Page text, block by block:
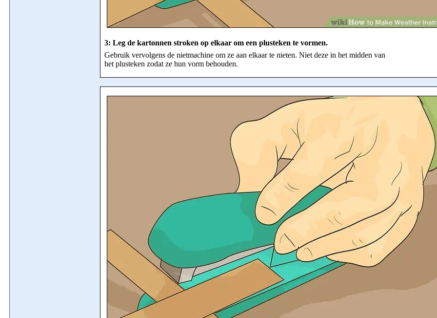
3: Leg de kartonnen stroken op elkaar om een plusteken te vormen.
Gebruik vervolgens de nietmachine om ze aan elkaar te nieten. Niet deze in het midden van
het plusteken zodat ze hun vorm behouden.